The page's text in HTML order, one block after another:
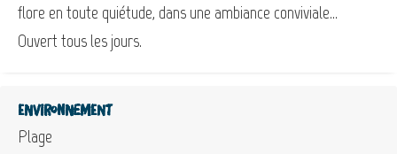
flore en toute quiétude, dans une ambiance conviviale...
Ouvert tous les jours.
Environnement
Plage